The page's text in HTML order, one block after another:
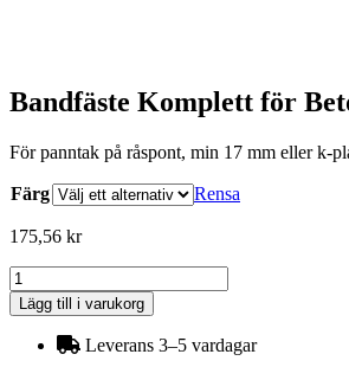
Bandfäste Komplett för
För panntak på råspont, min 17 mm eller k-
Färg Rensa
175,56 kr
Bandfäste
Komplett
för
Betong/Lera
Lägg till i varukorg
Leverans 3–5 vardagar